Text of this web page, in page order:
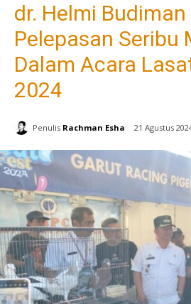
dr. Helmi
Pelepasan Seribu
Dalam Acara
2024
Penulis Rachman Esha 21 Agustus